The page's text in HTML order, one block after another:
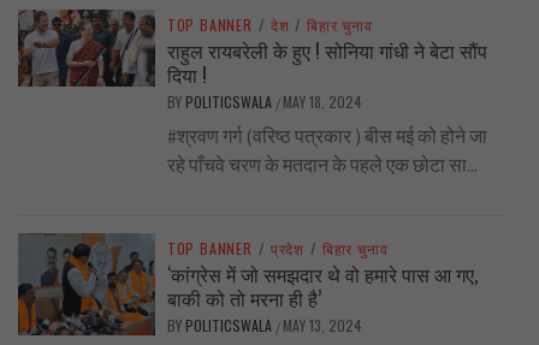
TOP BANNER / देश / बिहार चुनाव
राहुल रायबरेली के हुए ! सोनिया गांधी ने बेटा सौंप
दिया !
BY POLITICSWALA / MAY 18, 2024
#श्रवण गर्ग (वरिष्ठ पत्रकार ) बीस मई को होने जा
रहे पाँचवे चरण के मतदान के पहले एक छोटा सा...
TOP BANNER / प्रदेश / बिहार चुनाव
‘कांग्रेस में जो समझदार थे वो हमारे पास आ गए,
बाकी को तो मरना ही है’
BY POLITICSWALA / MAY 13, 2024